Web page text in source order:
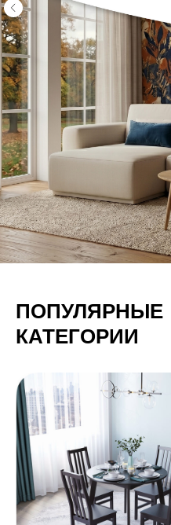
ПОПУЛЯРНЫЕ
КАТЕГОРИИ